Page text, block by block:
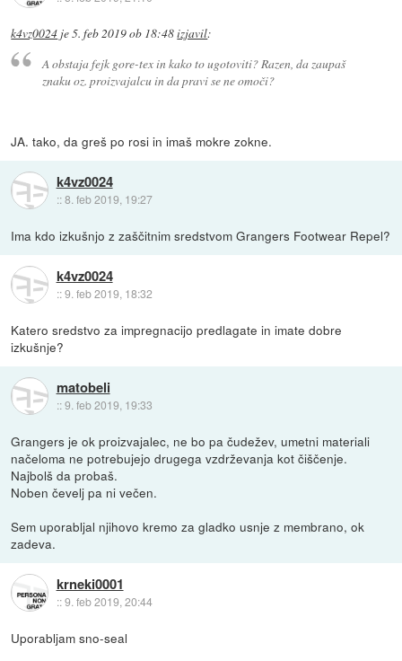
k4vz0024 je5. feb 2019 ob 18:48izjavil:
A obstaja fejk gore-tex in kako to ugotoviti? Razen, da zaupaš
znaku oz. proizvajalcu in da pravi se ne omoči?
JA. tako, da greš po rosi in imaš mokre zokne.
k4vz0024
::8. feb 2019, 19:27
Ima kdo izkušnjo z zaščitnim sredstvom Grangers Footwear Repel?
k4vz0024
::9. feb 2019, 18:32
Katero sredstvo za impregnacijo predlagate in imate dobre
izkušnje?
matobeli
::9. feb 2019, 19:33
Grangers je ok proizvajalec, ne bo pa čudežev, umetni materiali
načeloma ne potrebujejo drugega vzdrževanja kot čiščenje.
Najbolš da probaš.
Noben čevelj pa ni večen.
Sem uporabljal njihovo kremo za gladko usnje z membrano, ok
zadeva.
krneki0001
::9. feb 2019, 20:44
Uporabljam sno-seal